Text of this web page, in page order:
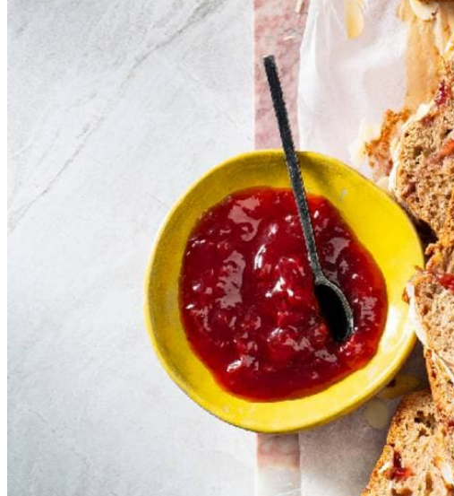
3 middelgrote scharreleieren
fruitspread aardbei
amandelschaafsel